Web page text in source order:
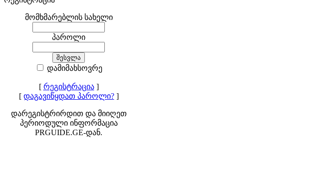
მომხმარებლის სახელი
პაროლი
დამიმახსოვრე
[ რეგისტრაცია]
[ დაგავიწყდათ პაროლი?]
დარეგისტრირდით და მიიღეთ
პერიოდული ინფორმაცია
PRGUIDE.GE-დან.